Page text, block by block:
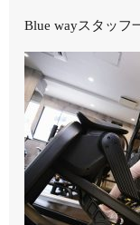
Blue wayスタッフ